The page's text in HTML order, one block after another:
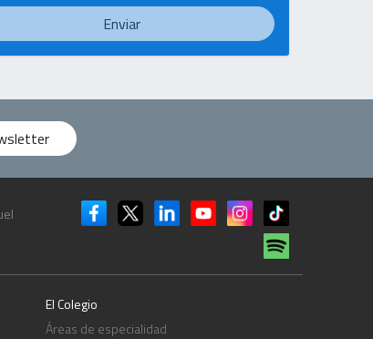
Enviar
El Colegio
Áreas de especialidad